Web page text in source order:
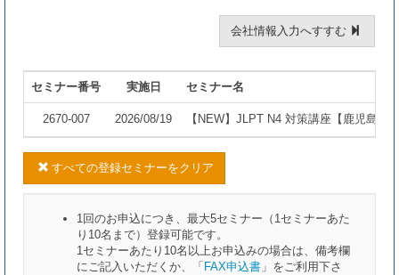
会社情報入力へすすむ
セミナー番号 実施日 セミナー名
2670-007 2026/08/19 【NEW】JLPT N4 対策講座【鹿児島市
すべての登録セミナーをクリア
1回のお申込につき、最大5セミナー（1セミナーあた
り10名まで）登録可能です。
1セミナーあたり10名以上お申込みの場合は、備考欄
にご記入いただくか、「 FAX申込書 」をご利用下さ